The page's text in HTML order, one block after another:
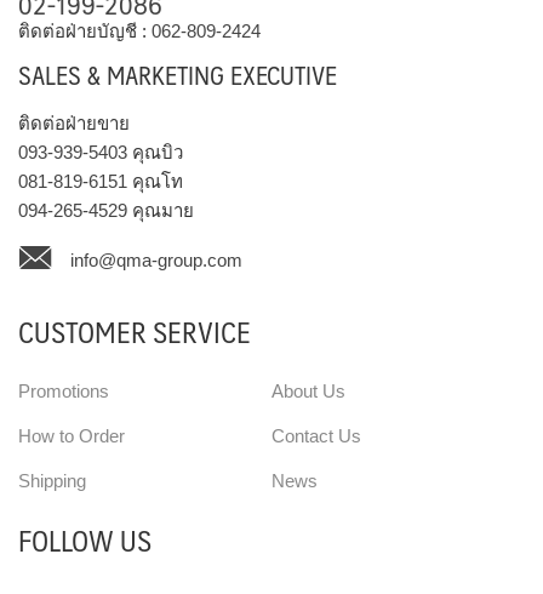
ติดต่อฝ่ายบัญชี : 062-809-2424
SALES & MARKETING EXECUTIVE
ติดต่อฝ่ายขาย
093-939-5403 คุณบิว
081-819-6151 คุณโท
094-265-4529 คุณมาย
info@qma-group.com
CUSTOMER SERVICE
Promotions
How to Order
Shipping
About Us
Contact Us
News
FOLLOW US